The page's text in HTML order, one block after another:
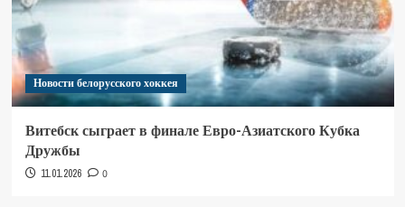
Новости белорусского хоккея
Витебск сыграет в финале Евро-Азиатского Кубка
Дружбы
11.01.2026 0